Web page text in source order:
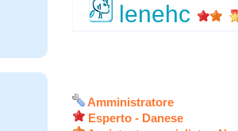
lenehc
Amministratore
Esperto - Danese